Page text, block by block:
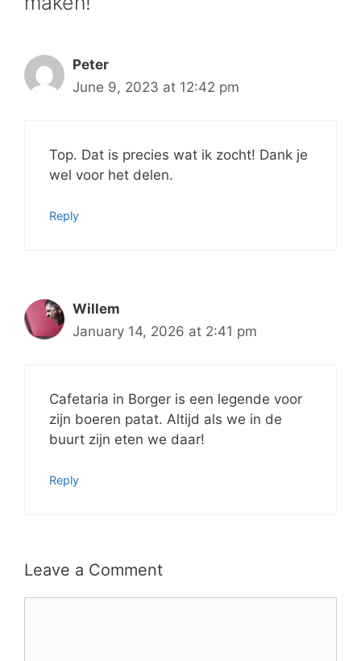
Peter
June 9, 2023 at 12:42 pm
Top. Dat is precies wat ik zocht! Dank je
wel voor het delen.
Reply
Willem
January 14, 2026 at 2:41 pm
Cafetaria in Borger is een legende voor
zijn boeren patat. Altijd als we in de
buurt zijn eten we daar!
Reply
Leave a Comment